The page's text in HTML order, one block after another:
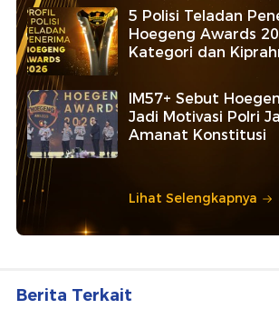
5 Polisi Teladan
Hoegeng Awards
Kategori dan
IM57+ Sebut
Jadi Motivasi Polri
Amanat Konstitusi
Lihat Selengkapnya
Berita Terkait